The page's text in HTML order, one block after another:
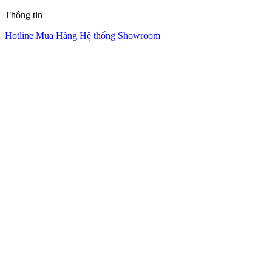
Thông tin
Hotline Mua Hàng Hệ thống Showroom